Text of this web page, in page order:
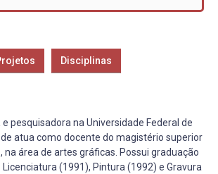
Disciplinas
pesquisadora na Universidade Federal de
atua como docente do magistério superior
na área de artes gráficas. Possui graduação
(1991), Pintura (1992) e Gravura